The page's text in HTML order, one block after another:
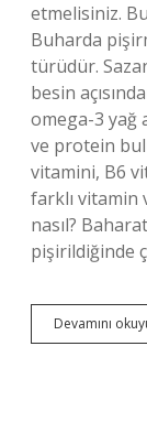
etmelisiniz.
Buharda
türüdür.
besin
omega-3 yağ
ve protein
vitamini, B6
farklı vitamin
nasıl?
pişirildiğinde
Devamını